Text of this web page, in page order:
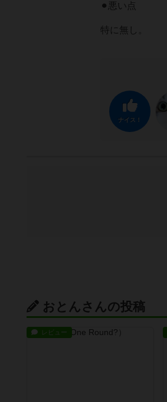
⚫︎悪い点
特に無し。
ナイス！
おとんさんの投稿
レビュー